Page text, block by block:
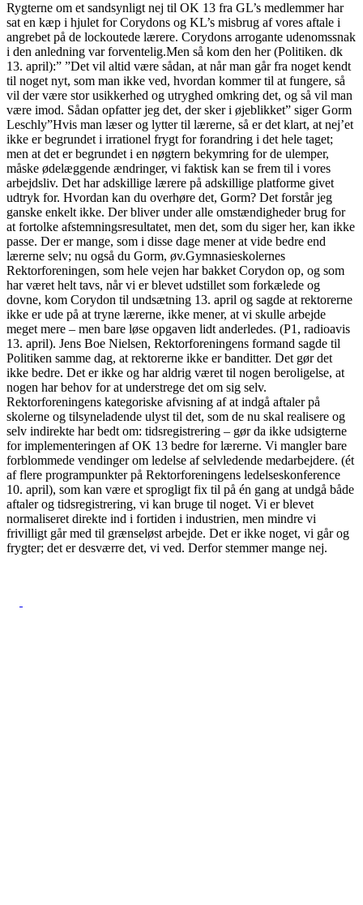
Rygterne om et sandsynligt nej til OK 13 fra GL’s medlemmer har
sat en kæp i hjulet for Corydons og KL’s misbrug af vores aftale i
angrebet på de lockoutede lærere. Corydons arrogante udenomssnak
i den anledning var forventelig.Men så kom den her (Politiken. dk
13. april):” ”Det vil altid være sådan, at når man går fra noget kendt
til noget nyt, som man ikke ved, hvordan kommer til at fungere, så
vil der være stor usikkerhed og utryghed omkring det, og så vil man
være imod. Sådan opfatter jeg det, der sker i øjeblikket” siger Gorm
Leschly”Hvis man læser og lytter til lærerne, så er det klart, at nej’et
ikke er begrundet i irrationel frygt for forandring i det hele taget;
men at det er begrundet i en nøgtern bekymring for de ulemper,
måske ødelæggende ændringer, vi faktisk kan se frem til i vores
arbejdsliv. Det har adskillige lærere på adskillige platforme givet
udtryk for. Hvordan kan du overhøre det, Gorm? Det forstår jeg
ganske enkelt ikke. Der bliver under alle omstændigheder brug for
at fortolke afstemningsresultatet, men det, som du siger her, kan ikke
passe. Der er mange, som i disse dage mener at vide bedre end
lærerne selv; nu også du Gorm, øv.Gymnasieskolernes
Rektorforeningen, som hele vejen har bakket Corydon op, og som
har været helt tavs, når vi er blevet udstillet som forkælede og
dovne, kom Corydon til undsætning 13. april og sagde at rektorerne
ikke er ude på at tryne lærerne, ikke mener, at vi skulle arbejde
meget mere – men bare løse opgaven lidt anderledes. (P1, radioavis
13. april). Jens Boe Nielsen, Rektorforeningens formand sagde til
Politiken samme dag, at rektorerne ikke er banditter. Det gør det
ikke bedre. Det er ikke og har aldrig været til nogen beroligelse, at
nogen har behov for at understrege det om sig selv.
Rektorforeningens kategoriske afvisning af at indgå aftaler på
skolerne og tilsyneladende ulyst til det, som de nu skal realisere og
selv indirekte har bedt om: tidsregistrering – gør da ikke udsigterne
for implementeringen af OK 13 bedre for lærerne. Vi mangler bare
forblommede vendinger om ledelse af selvledende medarbejdere. (ét
af flere programpunkter på Rektorforeningens ledelseskonference
10. april), som kan være et sprogligt fix til på én gang at undgå både
aftaler og tidsregistrering, vi kan bruge til noget. Vi er blevet
normaliseret direkte ind i fortiden i industrien, men mindre vi
frivilligt går med til grænseløst arbejde. Det er ikke noget, vi går og
frygter; det er desværre det, vi ved. Derfor stemmer mange nej.